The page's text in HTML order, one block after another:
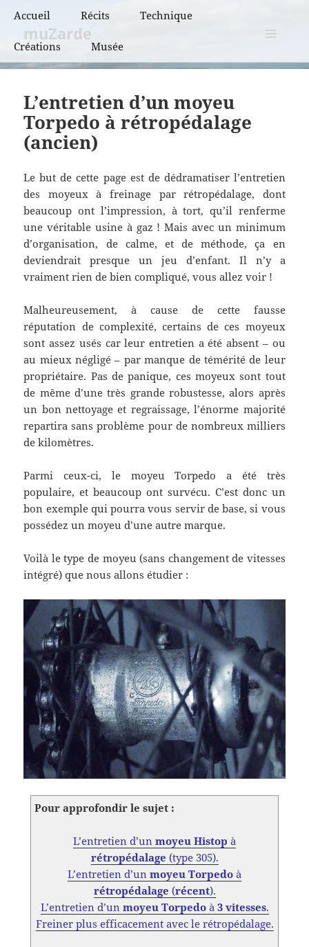
Accueil Récits
BCN et BPF
PBP
Super randonnées
Flèches de France
Flèches de France
« vintage »
Technique
Créations Musée
muZarde
ET
L’entretien d’un moyeu
Torpedo à rétropédalage
(ancien)
Le but de cette page est de dédramatiser l’entretien
des moyeux à freinage par rétropédalage, dont
beaucoup ont l’impression, à tort, qu’il renferme
une véritable usine à gaz ! Mais avec un minimum
d’organisation, de calme, et de méthode, ça en
deviendrait presque un jeu d’enfant. Il n’y a
vraiment rien de bien compliqué, vous allez voir !
Malheureusement, à cause de cette fausse
réputation de complexité, certains de ces moyeux
sont assez usés car leur entretien a été absent – ou
au mieux négligé – par manque de témérité de leur
propriétaire. Pas de panique, ces moyeux sont tout
de même d’une très grande robustesse, alors après
un bon nettoyage et regraissage, l’énorme majorité
repartira sans problème pour de nombreux milliers
de kilomètres.
Parmi ceux-ci, le moyeu Torpedo a été très
populaire, et beaucoup ont survécu. C’est donc un
bon exemple qui pourra vous servir de base, si vous
possédez un moyeu d’une autre marque.
Voilà le type de moyeu (sans changement de vitesses
intégré) que nous allons étudier :
Pour approfondir le sujet :
L’entretien d’un moyeu Histop à
rétropédalage (type 305).
L’entretien d’un moyeu Torpedo à
rétropédalage (récent).
L’entretien d’un moyeu Torpedoà 3 vitesses.
Freiner plus efficacement avec le rétropédalage.